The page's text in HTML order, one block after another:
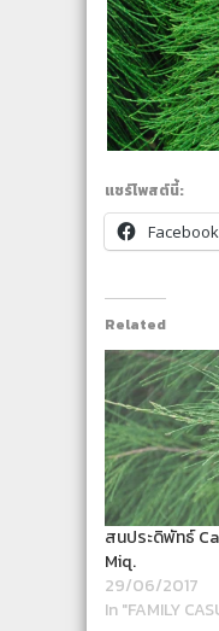
แชร์โพสต์นี้:
Facebook
Related
สนประดิพัทธ์
Miq.
29/06/2017
In "FAMILY